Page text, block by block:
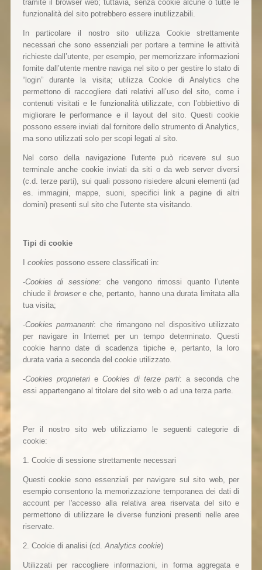
tramite il browser web; tuttavia, senza cookie alcune o tutte le
funzionalità del sito potrebbero essere inutilizzabili.
In particolare il nostro sito utilizza Cookie strettamente
necessari che sono essenziali per portare a termine le attività
richieste dall’utente, per esempio, per memorizzare informazioni
fornite dall’utente mentre naviga nel sito o per gestire lo stato di
“login” durante la visita; utilizza Cookie di Analytics che
permettono di raccogliere dati relativi all’uso del sito, come i
contenuti visitati e le funzionalità utilizzate, con l’obbiettivo di
migliorare le performance e il layout del sito. Questi cookie
possono essere inviati dal fornitore dello strumento di Analytics,
ma sono utilizzati solo per scopi legati al sito.
Nel corso della navigazione l'utente può ricevere sul suo
terminale anche cookie inviati da siti o da web server diversi
(c.d. terze parti), sui quali possono risiedere alcuni elementi (ad
es. immagini, mappe, suoni, specifici link a pagine di altri
domini) presenti sul sito che l'utente sta visitando.
Tipi di cookie
cookies possono essere classificati in:
-Cookies di sessione: che vengono rimossi quanto l’utente
chiude il browsere che, pertanto, hanno una durata limitata alla
tua visita;
-Cookies permanenti: che rimangono nel dispositivo utilizzato
per navigare in Internet per un tempo determinato. Questi
cookie hanno date di scadenza tipiche e, pertanto, la loro
durata varia a seconda del cookie utilizzato.
-Cookies proprietarie Cookies di terze parti: a seconda che
essi appartengano al titolare del sito web o ad una terza parte.
Per il nostro sito web utilizziamo le seguenti categorie di
cookie:
1. Cookie di sessione strettamente necessari
Questi cookie sono essenziali per navigare sul sito web, per
esempio consentono la memorizzazione temporanea dei dati di
account per l'accesso alla relativa area riservata del sito e
permettono di utilizzare le diverse funzioni presenti nelle aree
riservate.
2. Cookie di analisi (cd. Analytics cookie)
Utilizzati per raccogliere informazioni, in forma aggregata e